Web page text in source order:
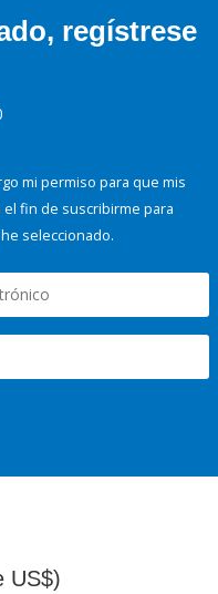
regístrese
mi permiso para que mis
fin de suscribirme para
seleccionado.
US$)